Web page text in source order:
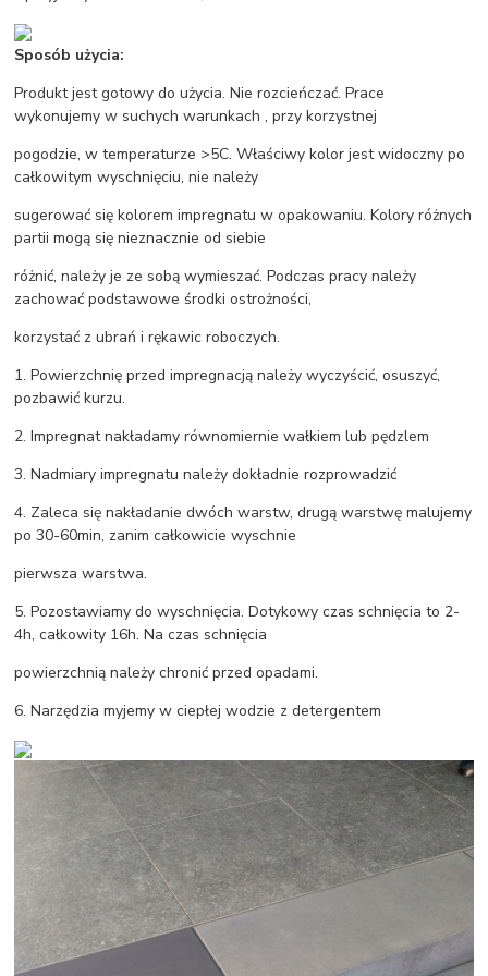
Sposób użycia:
Produkt jest gotowy do użycia. Nie rozcieńczać. Prace
wykonujemy w suchych warunkach , przy korzystnej
pogodzie, w temperaturze >5C. Właściwy kolor jest widoczny po
całkowitym wyschnięciu, nie należy
sugerować się kolorem impregnatu w opakowaniu. Kolory różnych
partii mogą się nieznacznie od siebie
różnić, należy je ze sobą wymieszać. Podczas pracy należy
zachować podstawowe środki ostrożności,
korzystać z ubrań i rękawic roboczych.
1. Powierzchnię przed impregnacją należy wyczyścić, osuszyć,
pozbawić kurzu.
2. Impregnat nakładamy równomiernie wałkiem lub pędzlem
3. Nadmiary impregnatu należy dokładnie rozprowadzić
4. Zaleca się nakładanie dwóch warstw, drugą warstwę malujemy
po 30-60min, zanim całkowicie wyschnie
pierwsza warstwa.
5. Pozostawiamy do wyschnięcia. Dotykowy czas schnięcia to 2-
4h, całkowity 16h. Na czas schnięcia
powierzchnią należy chronić przed opadami.
6. Narzędzia myjemy w ciepłej wodzie z detergentem